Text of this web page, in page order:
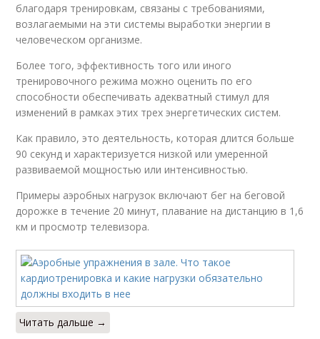
благодаря тренировкам, связаны с требованиями,
возлагаемыми на эти системы выработки энергии в
человеческом организме.
Более того, эффективность того или иного
тренировочного режима можно оценить по его
способности обеспечивать адекватный стимул для
изменений в рамках этих трех энергетических систем.
Как правило, это деятельность, которая длится больше
90 секунд и характеризуется низкой или умеренной
развиваемой мощностью или интенсивностью.
Примеры аэробных нагрузок включают бег на беговой
дорожке в течение 20 минут, плавание на дистанцию в 1,6
км и просмотр телевизора.
Читать дальше →